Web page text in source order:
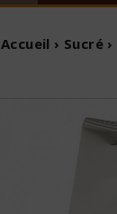
Accueil › Sucré ›